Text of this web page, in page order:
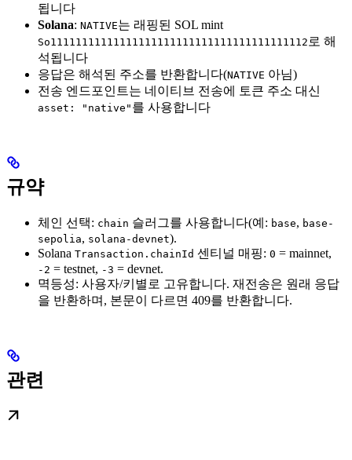
됩니다
Solana: NATIVE는 래핑된 SOL mint
So11111111111111111111111111111111111111112 로 해
석됩니다
응답은 해석된 주소를 반환합니다(NATIVE 아님)
전송 엔드포인트는 네이티브 전송에 토큰 주소 대신
asset: "native" 를 사용합니다
규약
체인 선택: chain 슬러그를 사용합니다(예: base, base-
sepolia, solana-devnet).
Solana Transaction.chainId 센티널 매핑: 0 = mainnet,
-2 = testnet, -3 = devnet.
멱등성: 사용자/키별로 고유합니다. 재전송은 원래 응답
을 반환하며, 본문이 다르면 409를 반환합니다.
관련